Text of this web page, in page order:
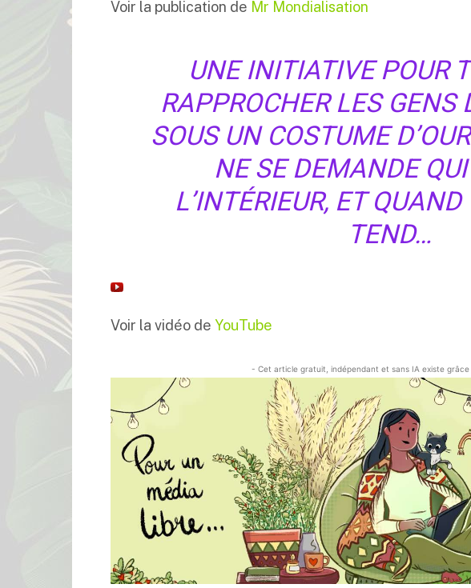
Voir la publication de Mr Mondialisation
UNE INITIATIVE POUR
RAPPROCHER LES GENS
SOUS UN COSTUME
NE SE DEMANDE
L’INTÉRIEUR, ET
TEND…
Voir la vidéo de YouTube
- Cet article gratuit, indépendant et sans IA existe grâce